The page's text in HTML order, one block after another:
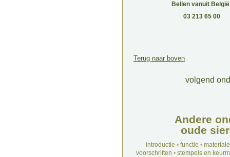
Bellen vanuit
03 213 65 00
Terug naar boven
volgend
Andere
oude
introductie • functie •
voorschriften • stempels en